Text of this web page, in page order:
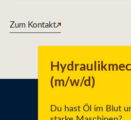
Zum Kontakt
Du hast Öl im Blut